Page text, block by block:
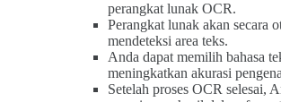
perangkat lunak OCR.
Perangkat lunak akan secara
mendeteksi area teks.
Anda dapat memilih bahasa
meningkatkan akurasi
Setelah proses OCR selesai,